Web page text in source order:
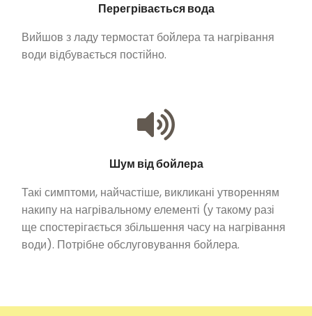
Перегрівається вода
Вийшов з ладу термостат бойлера та нагрівання
води відбувається постійно.
Шум від бойлера
Такі симптоми, найчастіше, викликані утворенням
накипу на нагрівальному елементі (у такому разі
ще спостерігається збільшення часу на нагрівання
води). Потрібне обслуговування бойлера.